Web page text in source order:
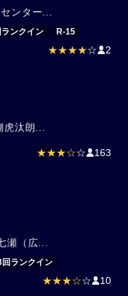
ンター...
ンクイン R-15
★★★★☆ 2
虎汰朗...
★★★☆☆ 163
瀬（広...
回ランクイン
★★★☆☆ 10